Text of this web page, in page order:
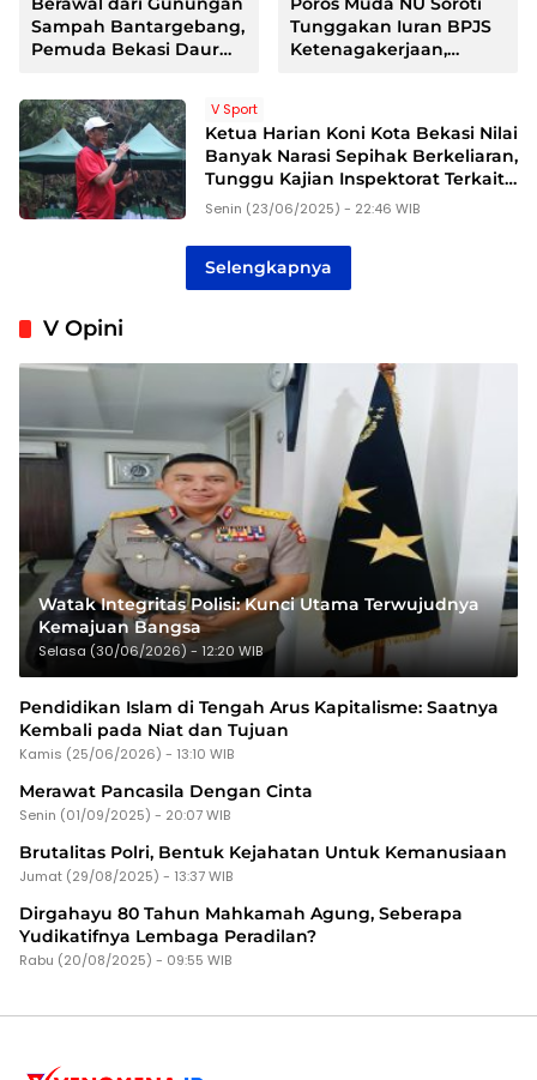
Sampah Bantargebang,
Pemuda Bekasi Daur
Hingga Raup Puluhan
Juta dan Tembus Pasar
Jepang Serta Inggris
Tunggakan Iuran BPJS
Ketenagakerjaan,
V Sport
Ketua Harian Koni Kota Bekasi Nilai
Banyak Narasi Sepihak Berkeliaran,
Tunggu Kajian Inspektorat Terkait
Silpa Hibah
Senin (23/06/2025) - 22:46 WIB
Selengkapnya
V Opini
Watak Integritas Polisi: Kunci Utama Terwujudnya
Kemajuan Bangsa
Selasa (30/06/2026) - 12:20 WIB
Pendidikan Islam di Tengah Arus Kapitalisme: Saatnya
Kembali pada Niat dan Tujuan
Kamis (25/06/2026) - 13:10 WIB
Merawat Pancasila Dengan Cinta
Senin (01/09/2025) - 20:07 WIB
Brutalitas Polri, Bentuk Kejahatan Untuk Kemanusiaan
Jumat (29/08/2025) - 13:37 WIB
Dirgahayu 80 Tahun Mahkamah Agung, Seberapa
Yudikatifnya Lembaga Peradilan?
Rabu (20/08/2025) - 09:55 WIB